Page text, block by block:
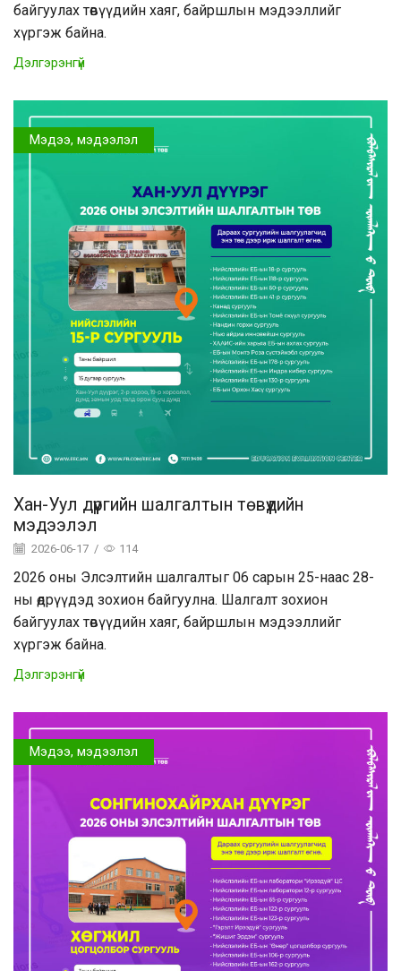
байгуулах төвүүдийн хаяг, байршлын мэдээллийг
хүргэж байна.
Дэлгэрэнгүй
Мэдээ, мэдээлэл
Хан-Уул дүүргийн шалгалтын төвүүдийн
мэдээлэл
2026-06-17 / 114
2026 оны Элсэлтийн шалгалтыг 06 сарын 25-наас 28-
ны өдрүүдэд зохион байгуулна. Шалгалт зохион
байгуулах төвүүдийн хаяг, байршлын мэдээллийг
хүргэж байна.
Дэлгэрэнгүй
Мэдээ, мэдээлэл